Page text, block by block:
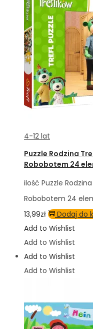
4-12 lat
Puzzle Rodzina
Robobotem 24
ilość Puzzle
Robobotem 24
13,99zł
Dodaj do
Add to Wishlist
Add to Wishlist
Add to Wishlist
Add to Wishlist